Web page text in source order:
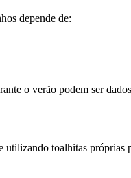
depende de:
o verão podem ser
toalhitas próprias